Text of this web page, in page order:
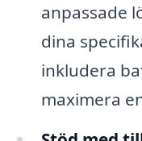
anpassade
dina
inkludera
maximera